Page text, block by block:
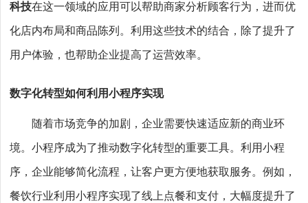
科技在这一领域的应用可以帮助商家分析顾客行为，进而优
化店内布局和商品陈列。利用这些技术的结合，除了提升了
用户体验，也帮助企业提高了运营效率。
数字化转型如何利用小程序实现
随着市场竞争的加剧，企业需要快速适应新的商业环
境。小程序成为了推动数字化转型的重要工具。利用小程
序，企业能够简化流程，让客户更方便地获取服务。例如，
餐饮行业利用小程序实现了线上点餐和支付，大幅度提升了